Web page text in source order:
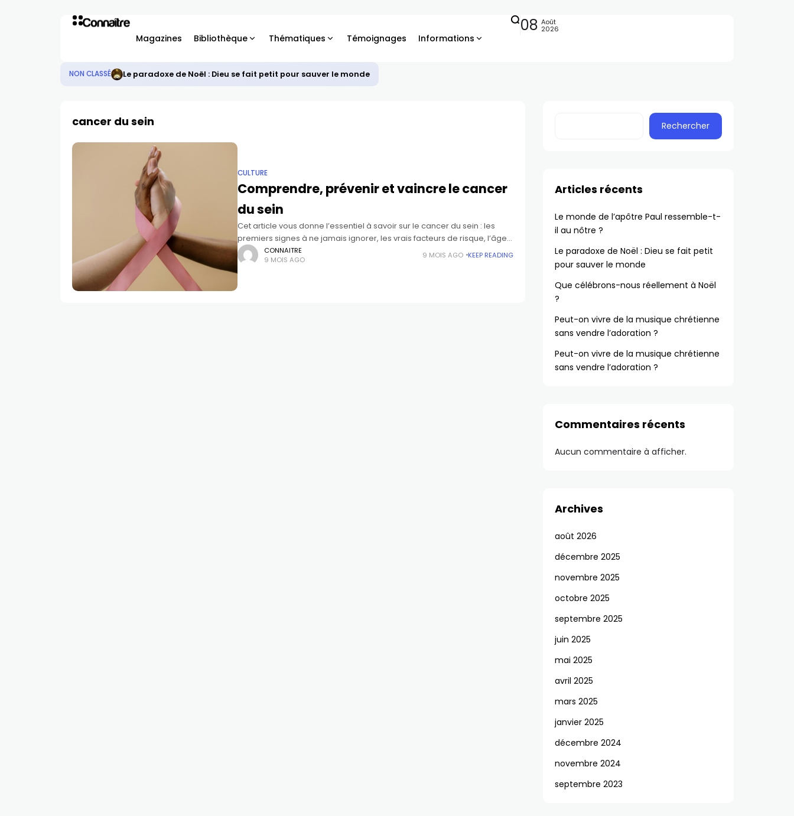
Magazines Bibliothèque Thématiques Témoignages Informations
08 Août
2026
NON CLASSÉ Le paradoxe de Noël : Dieu se fait petit pour sauver le monde
cancer du sein
CULTURE
Comprendre, prévenir et vaincre le cancer
du sein
Cet article vous donne l’essentiel à savoir sur le cancer du sein : les
premiers signes à ne jamais ignorer, les vrais facteurs de risque, l’âge
exact pour commencer le
CONNAITRE
9 MOIS AGO
9 MOIS AGO KEEP READING
Rechercher
Articles récents
Le monde de l’apôtre Paul ressemble-t-
il au nôtre ?
Le paradoxe de Noël : Dieu se fait petit
pour sauver le monde
Que célébrons-nous réellement à Noël
?
Peut-on vivre de la musique chrétienne
sans vendre l’adoration ?
Peut-on vivre de la musique chrétienne
sans vendre l’adoration ?
Commentaires récents
Aucun commentaire à afficher.
Archives
août 2026
décembre 2025
novembre 2025
octobre 2025
septembre 2025
juin 2025
mai 2025
avril 2025
mars 2025
janvier 2025
décembre 2024
novembre 2024
septembre 2023